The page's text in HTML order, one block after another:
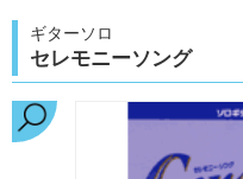
ギターソロ
セレモニーソング